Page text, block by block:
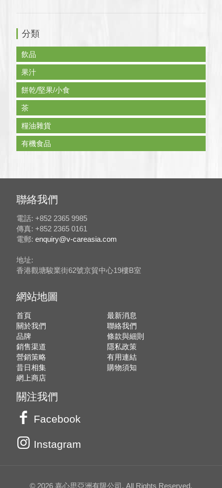
分類
飲品
果汁
餅乾/堅果/小食
茶
糧油雜貨
有機食品
聯絡我們
電話: +852 2365 9985
傳真: +852 2365 0161
電郵: enquiry@v-careasia.com
地址:
香港觀塘駿業街62號京貿中心19樓B室
網站地圖
首頁
關於我們
品牌
銷售渠道
營銷策略
昔日相集
網上商店
最新消息
聯絡我們
條款與細則
隱私政策
有用連結
購物須知
關注我們
Facebook
Instagram
© 2026 嘉心思亞洲有限公司. All Rights Reserved.